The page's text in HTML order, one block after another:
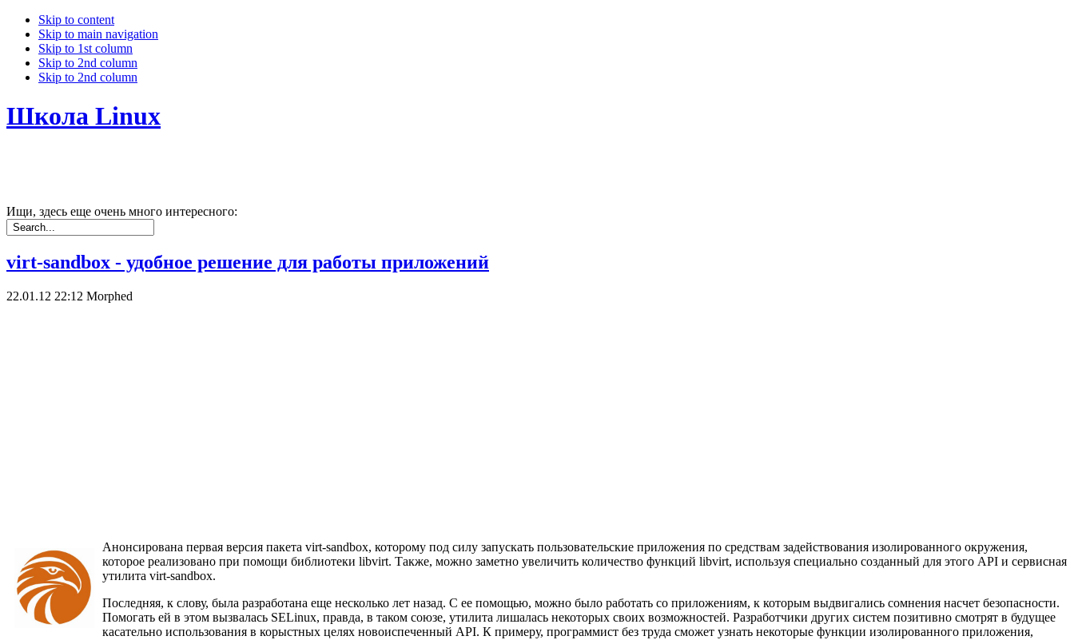
Skip to content
Skip to main navigation
Skip to 1st column
Skip to 2nd column
Skip to 2nd column
Школа Linux
Ищи, здесь еще очень много интересного:
virt-sandbox - удобное решение для работы приложений
22.01.12 22:12 Morphed
Анонсирована первая версия пакета virt-sandbox, которому под силу запускать пользовательские приложения по средствам задействования изолированного окружения,
которое реализовано при помощи библиотеки libvirt. Также, можно заметно увеличить количество функций libvirt, используя специально созданный для этого API и сервисная
утилита virt-sandbox.
Последняя, к слову, была разработана еще несколько лет назад. С ее помощью, можно было работать со приложениям, к которым выдвигались сомнения насчет безопасности.
Помогать ей в этом вызвалась SELinux, правда, в таком союзе, утилита лишалась некоторых своих возможностей. Разработчики других систем позитивно смотрят в будущее
касательно использования в корыстных целях новоиспеченный API. К примеру, программист без труда сможет узнать некоторые функции изолированного приложения,